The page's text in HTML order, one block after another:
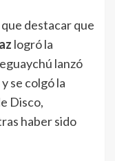
destacar que
logró la
lanzó
se colgó la
Disco,
haber sido